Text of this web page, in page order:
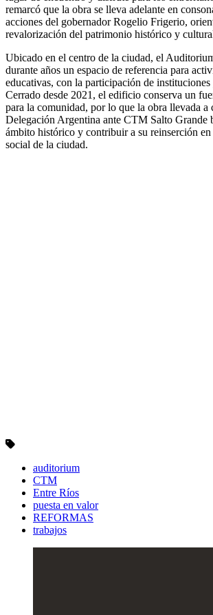
remarcó que la obra se lleva adelante en
acciones del gobernador Rogelio Frigerio,
revalorización del patrimonio histórico y
Ubicado en el centro de la ciudad, el
durante años un espacio de referencia para
educativas, con la participación de instituciones
Cerrado desde 2021, el edificio conserva un
para la comunidad, por lo que la obra llevada a
Delegación Argentina ante CTM Salto Grande
ámbito histórico y contribuir a su reinserción
social de la ciudad.
auditorium
CTM
Entre Ríos
puesta en valor
REFORMAS
trabajos